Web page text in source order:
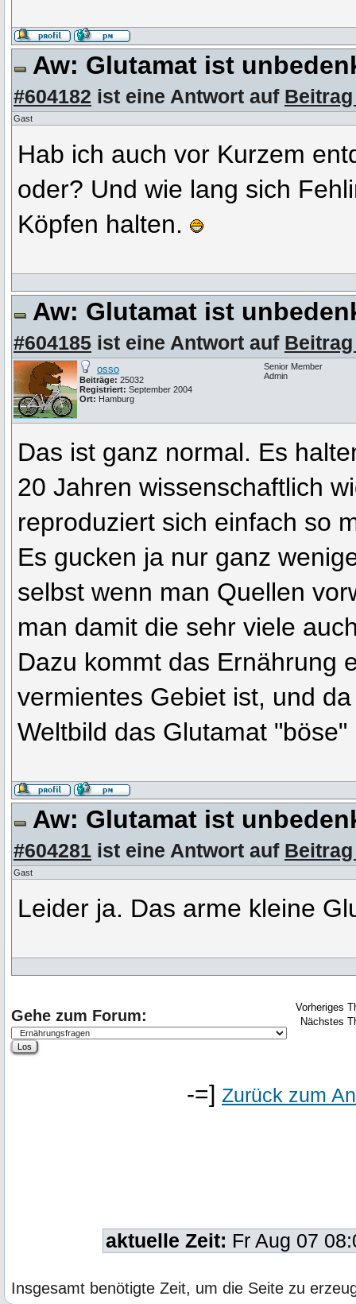
Aw: Glutamat ist
#604182 ist eine Antwort auf Beitrag
Gast
Hab ich auch vor Kurzem
oder? Und wie lang sich
Köpfen halten.
Aw: Glutamat ist
#604185 ist eine Antwort auf Beitrag
osso
Beiträge: 25032
Registriert: September 2004
Ort: Hamburg
Senior Member
Admin
Das ist ganz normal. Es
20 Jahren wissenschaftlich
reproduziert sich einfach so
Es gucken ja nur ganz
selbst wenn man Quellen
man damit die sehr viele
Dazu kommt das Ernährung
vermientes Gebiet ist, und
Weltbild das Glutamat "böse"
Aw: Glutamat ist
#604281 ist eine Antwort auf Beitrag
Gast
Leider ja. Das arme kleine
Vorheriges
Nächstes
Gehe zum Forum:
-=] Zurück zum
aktuelle Zeit: Fr Aug 07
Insgesamt benötigte Zeit, um die Seite zu